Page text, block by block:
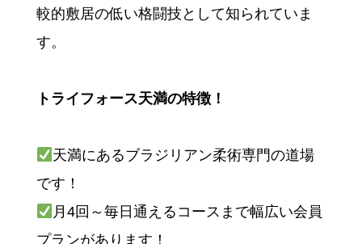
較的敷居の低い格闘技として知られていま
す。
トライフォース天満の特徴！
天満にあるブラジリアン柔術専門の道場
です！
月4回～毎日通えるコースまで幅広い会員
プランがあります！